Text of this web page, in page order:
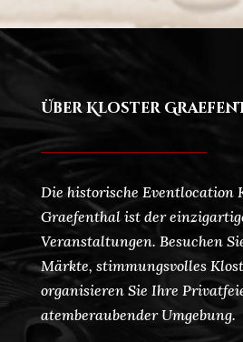
Über Kloster
Die historische Eventlocation
Graefenthal ist der
Veranstaltungen. Besuchen
Märkte, stimmungsvolles
organisieren Sie Ihre
atemberaubender Umgebung.